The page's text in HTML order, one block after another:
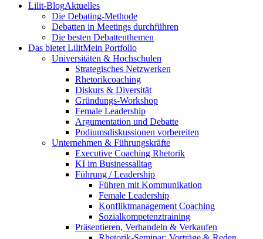
Lilit-BlogAktuelles
Die Debating-Methode
Debatten in Meetings durchführen
Die besten Debattenthemen
Das bietet LilitMein Portfolio
Universitäten & Hochschulen
Strategisches Netzwerken
Rhetorikcoaching
Diskurs & Diversität
Gründungs-Workshop
Female Leadership
Argumentation und Debatte
Podiumsdiskussionen vorbereiten
Unternehmen & Führungskräfte
Executive Coaching Rhetorik
KI im Businessalltag
Führung / Leadership
Führen mit Kommunikation
Female Leadership
Konfliktmanagement Coaching
Sozialkompetenztraining
Präsentieren, Verhandeln & Verkaufen